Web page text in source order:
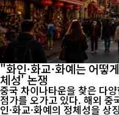
"화인·화교·화예는 어
체성' 논쟁
중국 차이나타운을 찾은 다
점가를 오가고 있다. 해외 중
인·화교·화예의 정체성을 상징